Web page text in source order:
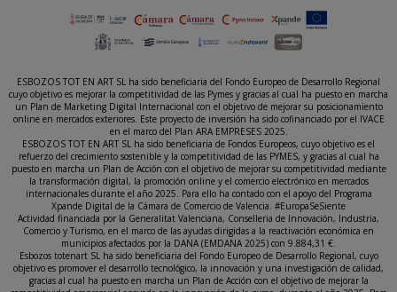
ESBOZOS TOT EN ART SL ha sido beneficiaria del Fondo Europeo de Desarrollo Regional
cuyo objetivo es mejorar la competitividad de las Pymes y gracias al cual ha puesto en marcha
un Plan de Marketing Digital Internacional con el objetivo de mejorar su posicionamiento
online en mercados exteriores. Este proyecto de inversión ha sido cofinanciado por el IVACE
en el marco del Plan ARA EMPRESES 2025.
ESBOZOS TOT EN ART SL ha sido beneficiaria de Fondos Europeos, cuyo objetivo es el
refuerzo del crecimiento sostenible y la competitividad de las PYMES, y gracias al cual ha
puesto en marcha un Plan de Acción con el objetivo de mejorar su competitividad mediante
la transformación digital, la promoción online y el comercio electrónico en mercados
internacionales durante el año 2025. Para ello ha contado con el apoyo del Programa
Xpande Digital de la Cámara de Comercio de Valencia. #EuropaSeSiente
Actividad financiada por la Generalitat Valenciana, Conselleria de Innovación, Industria,
Comercio y Turismo, en el marco de las ayudas dirigidas a la reactivación económica en
municipios afectados por la DANA (EMDANA 2025) con 9.884,31 €.
Esbozos totenart SL ha sido beneficiaria del Fondo Europeo de Desarrollo Regional, cuyo
objetivo es promover el desarrollo tecnológico, la innovación y una investigación de calidad,
gracias al cual ha puesto en marcha un Plan de Acción con el objetivo de mejorar la